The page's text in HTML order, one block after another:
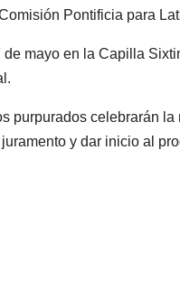
Pontificia para
mayo en la Capilla
purpurados celebrarán
y dar inicio al